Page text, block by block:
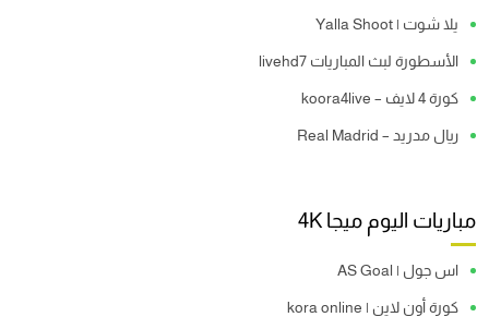
يلا شوت | Yalla Shoot
الأسطورة لبث المباريات livehd7
كورة 4 لايف – koora4live
ريال مدريد – Real Madrid
مباريات اليوم ميجا 4K
اس جول | AS Goal
كورة أون لاين | kora online